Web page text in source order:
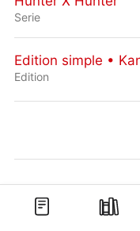
Serie
Edition simple •
Edition